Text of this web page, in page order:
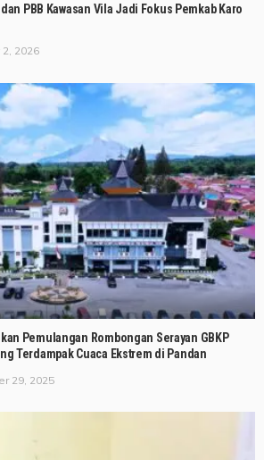
PBB Kawasan Vila Jadi Fokus Pemkab Karo
2026
Pemulangan Rombongan Serayan GBKP
Terdampak Cuaca Ekstrem di Pandan
29, 2025